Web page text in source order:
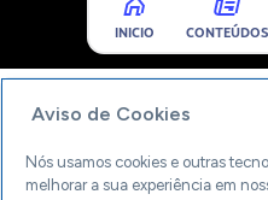
INICIO CONTEÚDOS
Aviso de Cookies
Nós usamos cookies e outras
melhorar a sua experiência em